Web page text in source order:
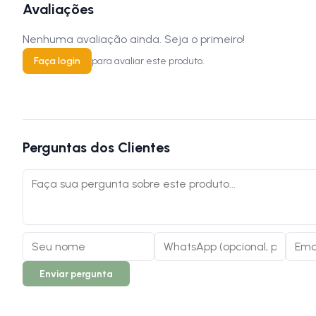
Avaliações
Nenhuma avaliação ainda. Seja o primeiro!
Faça login para avaliar este produto.
Perguntas dos Clientes
Enviar pergunta